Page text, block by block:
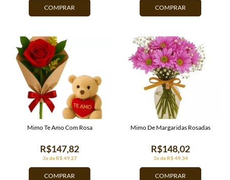
COMPRAR COMPRAR
COMPRAR
3x de R$ 49,27
R$147,82
Mimo Te Amo Com Rosa
COMPRAR
3x de R$ 49,34
R$148,02
Mimo De Margaridas Rosadas